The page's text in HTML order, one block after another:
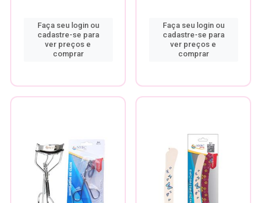
Faça seu login ou
cadastre-se para
ver preços e
comprar
Faça seu login ou
cadastre-se para
ver preços e
comprar